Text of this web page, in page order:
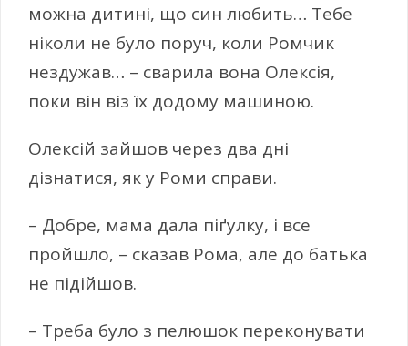
можна дитині, що син любить… Тебе
ніколи не було поруч, коли Ромчик
нездужав… – сварила вона Олексія,
поки він віз їх додому машиною.
Олексій зайшов через два дні
дізнатися, як у Роми справи.
– Добре, мама дала піґулку, і все
пройшло, – сказав Рома, але до батька
не підійшов.
– Треба було з пелюшок переконувати